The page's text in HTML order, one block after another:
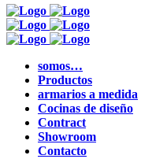
somos…
Productos
armarios a medida
Cocinas de diseño
Contract
Showroom
Contacto